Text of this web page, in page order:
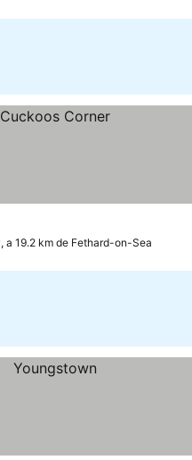
a 19.2 km de Fethard-on-Sea